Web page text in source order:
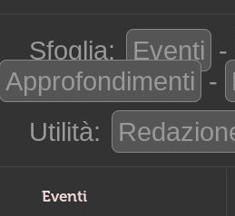
Sfoglia: Eventi -
Approfondimenti -
Utilità:
Eventi